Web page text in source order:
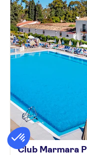
Club Marmara